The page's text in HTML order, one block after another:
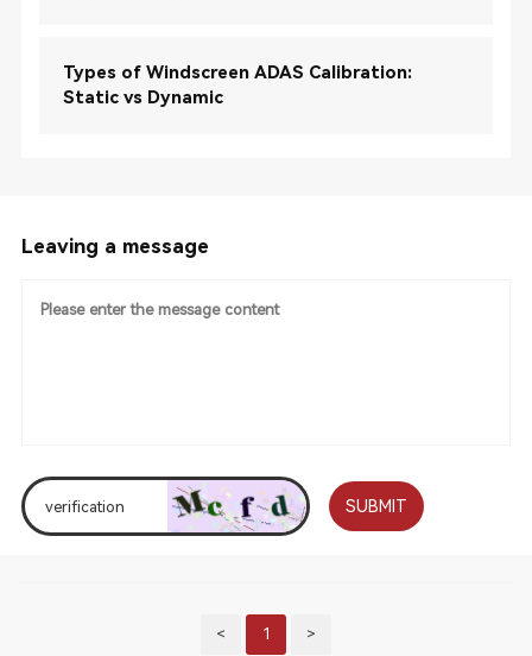
Types of Windscreen ADAS Calibration:
Static vs Dynamic
Leaving a message
SUBMIT
< 1 >